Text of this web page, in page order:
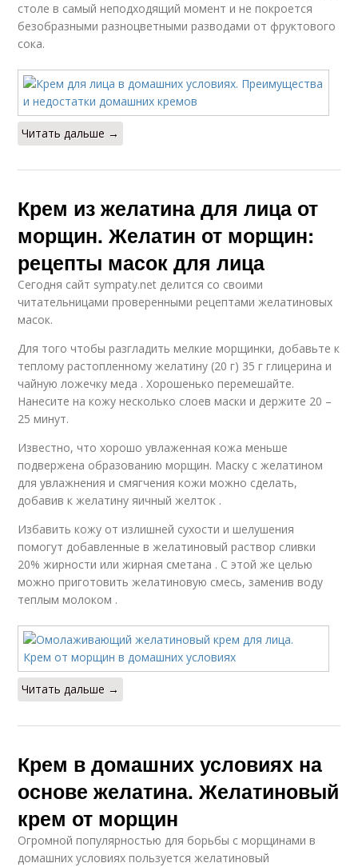
столе в самый неподходящий момент и не покроется
безобразными разноцветными разводами от фруктового
сока.
Читать дальше →
Крем из желатина для лица от
морщин. Желатин от морщин:
рецепты масок для лица
Сегодня сайт sympaty.net делится со своими
читательницами проверенными рецептами желатиновых
масок.
Для того чтобы разгладить мелкие морщинки, добавьте к
теплому растопленному желатину (20 г) 35 г глицерина и
чайную ложечку меда . Хорошенько перемешайте.
Нанесите на кожу несколько слоев маски и держите 20 –
25 минут.
Известно, что хорошо увлаженная кожа меньше
подвержена образованию морщин. Маску с желатином
для увлажнения и смягчения кожи можно сделать,
добавив к желатину яичный желток .
Избавить кожу от излишней сухости и шелушения
помогут добавленные в желатиновый раствор сливки
20% жирности или жирная сметана . С этой же целью
можно приготовить желатиновую смесь, заменив воду
теплым молоком .
Читать дальше →
Крем в домашних условиях на
основе желатина. Желатиновый
крем от морщин
Огромной популярностью для борьбы с морщинами в
домашних условиях пользуется желатиновый